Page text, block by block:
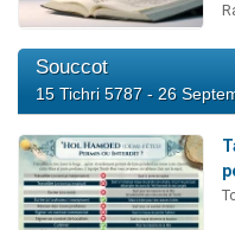
Souccot
15 Tichri 5787 - 26